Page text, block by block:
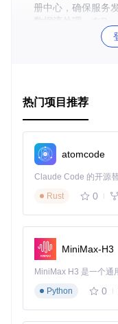
册中心，确保服务
者角色，保证数据
：为大型
项目特点
易用性：通过
级Zookeeper集群
灵活性
式，满足不同场景
适应性：兼容
ogle Kubernetes
实时监控 ：通过
帮助诊断和优化集
在Kubernetes上管理
热门项目推荐
atomcode
Rust
0
MiniMax-H3
Python
0